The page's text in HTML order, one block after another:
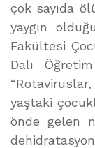
çok sayıda
yaygın
Fakültesi
Dalı
yaştaki
önde gelen